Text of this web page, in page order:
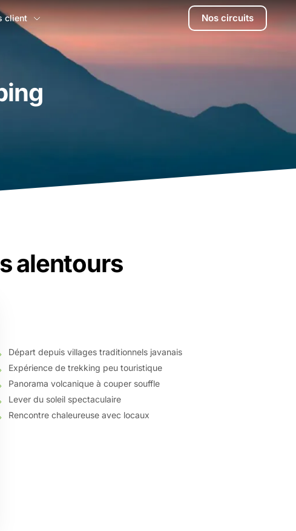
client Nos circuits
alentours
Départ depuis villages traditionnels javanais
Expérience de trekking peu touristique
Panorama volcanique à couper souffle
Lever du soleil spectaculaire
Rencontre chaleureuse avec locaux